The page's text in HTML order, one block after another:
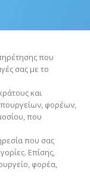
που
σας με το
και
φορέων,
που
που σας
Επίσης,
φορέα,